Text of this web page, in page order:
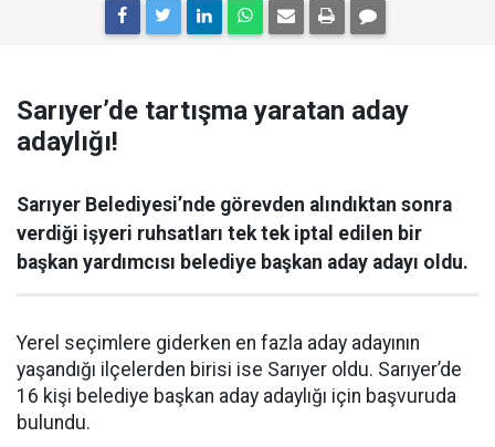
Sarıyer’de tartışma yaratan aday
adaylığı!
Sarıyer Belediyesi’nde görevden alındıktan sonra
verdiği işyeri ruhsatları tek tek iptal edilen bir
başkan yardımcısı belediye başkan aday adayı oldu.
Yerel seçimlere giderken en fazla aday adayının
yaşandığı ilçelerden birisi ise Sarıyer oldu. Sarıyer’de
16 kişi belediye başkan aday adaylığı için başvuruda
bulundu.